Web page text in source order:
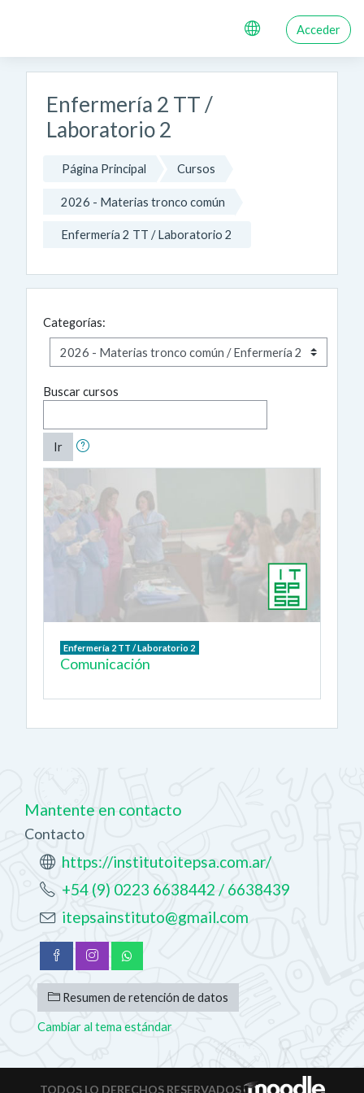
Acceder
Enfermería 2 TT /
Laboratorio 2
Página Principal Cursos
2026 - Materias tronco común
Enfermería 2 TT / Laboratorio 2
Categorías:
Buscar cursos
Ir
Enfermería 2 TT / Laboratorio 2
Comunicación
Mantente en contacto
Contacto
https://institutoitepsa.com.ar/
+54 (9) 0223 6638442 / 6638439
itepsainstituto@gmail.com
Resumen de retención de datos
Cambiar al tema estándar
TODOS LO DERECHOS RESERVADOS